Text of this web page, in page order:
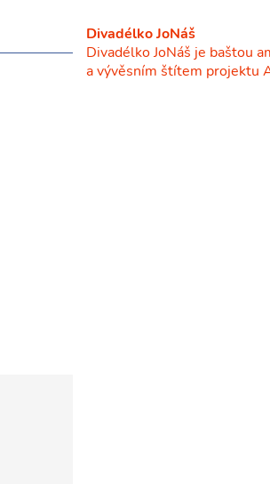
Divadélko JoNáš
Divadélko JoNáš je baštou
a vývěsním štítem projektu